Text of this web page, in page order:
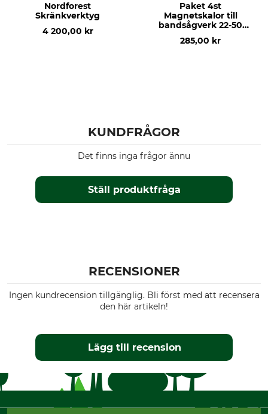
Nordforest
Skränkverktyg
4 200,00 kr
Paket 4st
Magnetskalor till
bandsågverk 22-50
285,00 kr
KUNDFRÅGOR
Ställ produktfråga
Det finns inga frågor ännu
RECENSIONER
Ingen kundrecension tillgänglig. Bli först med att recensera
den här artikeln!
Lägg till recension